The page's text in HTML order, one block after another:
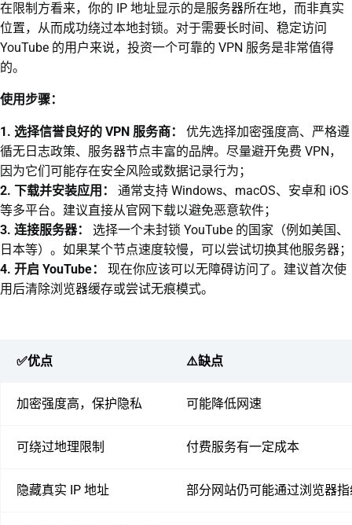
在限制方看来，你的 IP 地址显示的是服务器所在地，而非真实
位置，从而成功绕过本地封锁。对于需要长时间、稳定访问
YouTube 的用户来说，投资一个可靠的 VPN 服务是非常值得
的。
使用步骤：
1. 选择信誉良好的 VPN 服务商：
优先选择加密强度高、严格遵
循无日志政策、服务器节点丰富的品牌。尽量避开免费 VPN，
因为它们可能存在安全风险或数据记录行为；
2. 下载并安装应用：
通常支持 Windows、macOS、安卓和 iOS
等多平台。建议直接从官网下载以避免恶意软件；
3. 连接服务器：
选择一个未封锁 YouTube 的国家（例如美国、
日本等）。如果某个节点速度较慢，可以尝试切换其他服务器；
4. 开启 YouTube：
现在你应该可以无障碍访问了。建议首次使
用后清除浏览器缓存或尝试无痕模式。
✅优点 ⚠️缺点
加密强度高，保护隐私 可能降低网速
可绕过地理限制 付费服务有一定成本
隐藏真实 IP 地址 部分网站仍可能通过浏览器